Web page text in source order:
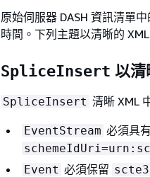
原始伺服器 DASH 資訊清單
時間。下列主題以清晰的
SpliceInsert 以清
SpliceInsert 清晰 XML
EventStream 必須具
Event 必須保留